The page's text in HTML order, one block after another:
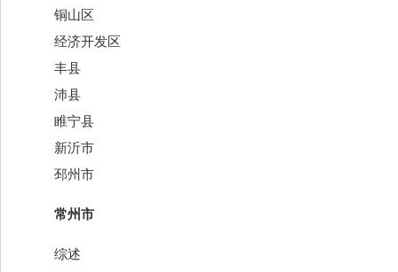
铜山区
经济开发区
丰县
沛县
睢宁县
新沂市
邳州市
常州市
综述